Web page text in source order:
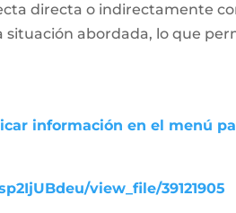
directa o indirectamente
situación abordada, lo que
información en el menú
view_file/39121905